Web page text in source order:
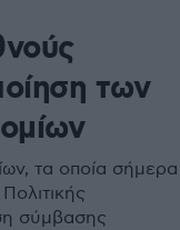
των
τα οποία σήμερα
σύμβασης